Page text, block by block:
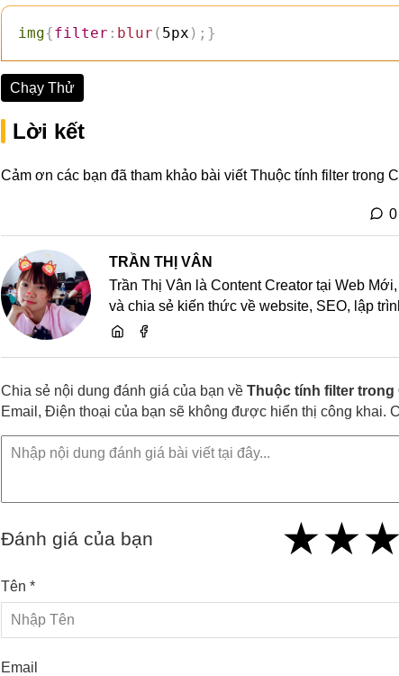
img{filter : blur ( 5px ) ; }
Chạy Thử
Lời kết
Cảm ơn các bạn đã tham khảo bài viết Thuộc tính filter trong
TRẦN THỊ VÂN
Trần Thị Vân là Content Creator tại Web
và chia sẻ kiến thức về website, SEO, lập
Chia sẻ nội dung đánh giá của bạn về Thuộc tính filter trong
Email, Điện thoại của bạn sẽ không được hiển thị công khai.
Đánh giá của bạn ★
★★
★★★
★★★
★★★
Tên *
Email